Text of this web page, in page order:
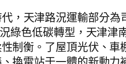
，天津路況運輸部分
況綠色低碳轉型，天津津
制衡。了屋頂光伏、